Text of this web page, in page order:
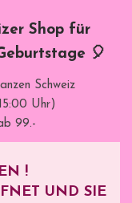
Shop für
🎈
Schweiz
Uhr)
99.-
!
UND SIE